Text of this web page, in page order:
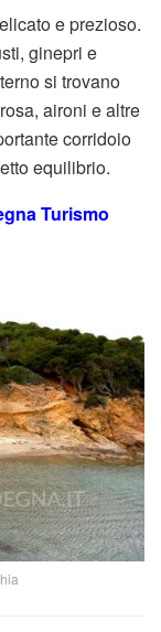
e prezioso.
ginepri e
si trovano
aironi e altre
corridoio
equilibrio.
Turismo